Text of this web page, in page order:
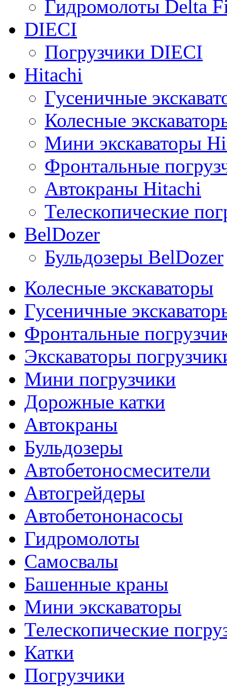
Гидромолоты Delta
DIECI
Погрузчики DIECI
Hitachi
Гусеничные
Колесные
Мини экскаваторы
Фронтальные
Автокраны Hitachi
Телескопические
BelDozer
Бульдозеры BelDozer
Колесные экскаваторы
Гусеничные
Фронтальные
Экскаваторы
Мини погрузчики
Дорожные катки
Автокраны
Бульдозеры
Автобетоносмесители
Автогрейдеры
Автобетононасосы
Гидромолоты
Самосвалы
Башенные краны
Мини экскаваторы
Телескопические
Катки
Погрузчики